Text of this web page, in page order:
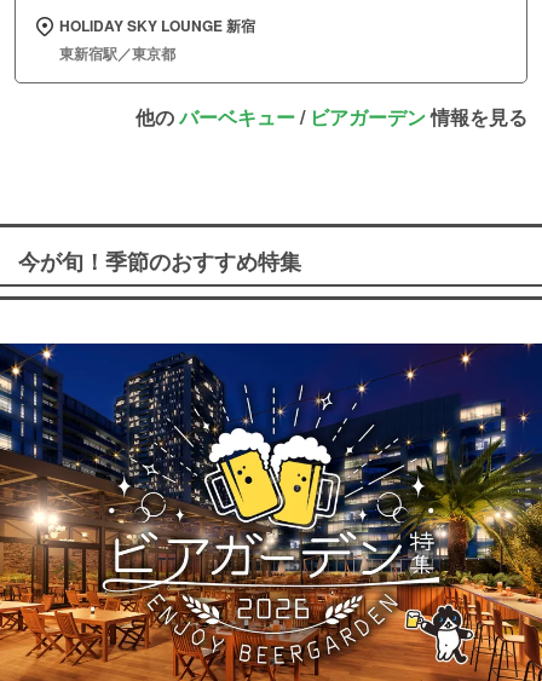
HOLIDAY SKY LOUNGE 新宿
東新宿駅／東京都
他のバーベキュー/ ビアガーデン情報を見る
今が旬！季節のおすすめ特集